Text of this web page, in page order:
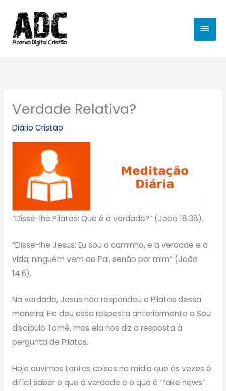
para
conteúdo
Verdade Relativa?
Diário Cristão
“Disse-lhe Pilatos: Que é a verdade?” (João 18:38).
“Disse-lhe Jesus: Eu sou o caminho, e a verdade e a
vida; ninguém vem ao Pai, senão por mim” (João
14:6).
Na verdade, Jesus não respondeu a Pilatos dessa
maneira; Ele deu essa resposta anteriormente a Seu
discípulo Tomé, mas ela nos diz a resposta à
pergunta de Pilatos.
Hoje ouvimos tantas coisas na mídia que às vezes é
difícil saber o que é verdade e o que é “fake news”.